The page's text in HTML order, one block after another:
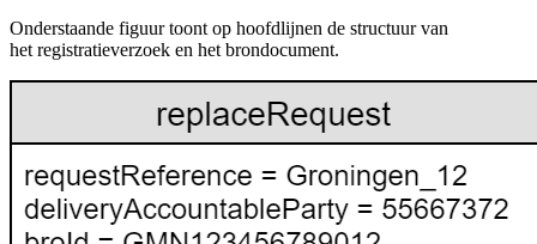
Onderstaande figuur toont op hoofdlijnen de structuur van
het registratieverzoek en het brondocument.